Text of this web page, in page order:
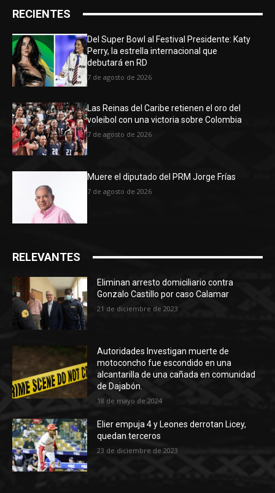
RECIENTES
Del Super Bowl al Festival Presidente: Katy
Perry, la estrella internacional que
debutará en RD
7 de agosto de 2026
Las Reinas del Caribe retienen el oro del
voleibol con una victoria sobre Colombia
7 de agosto de 2026
Muere el diputado del PRM Jorge Frías
7 de agosto de 2026
RELEVANTES
Eliminan arresto domiciliario contra
Gonzalo Castillo por caso Calamar
21 de diciembre de 2023
Autoridades Investigan muerte de
motoconcho fue escondido en una
alcantarilla de una cañada en comunidad
de Dajabón.
18 de mayo de 2024
Elier empuja 4 y Leones derrotan Licey,
quedan terceros
23 de diciembre de 2023